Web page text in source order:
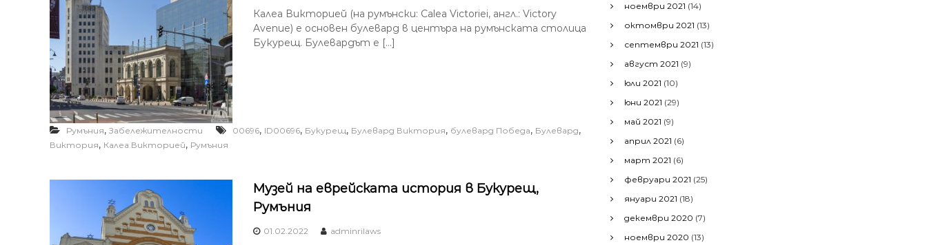
Калеа Викторией (на румънски: Calea Victoriei, англ.: Victory
Avenue) е основен булевард в центъра на румънската столица
Букурещ. Булевардът е […]
Румъния, Забележителности 00696, ID00696, Букурещ, Булевард Виктория, булевард Победа, Булевард,
Виктория, Калеа Викторией, Румъния
Музей на еврейската история в Букурещ,
Румъния
01.02.2022 adminrilaws
ноември 2021 (14)
октомври 2021 (13)
септември 2021 (13)
август 2021 (9)
юли 2021 (10)
юни 2021 (29)
май 2021 (9)
април 2021 (6)
март 2021 (6)
февруари 2021 (25)
януари 2021 (18)
декември 2020 (7)
ноември 2020 (13)